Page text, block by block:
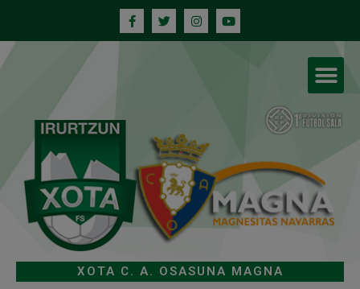
XOTA C. A. OSASUNA MAGNA